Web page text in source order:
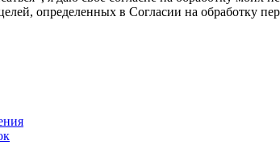
определенных в Согласии на обработку